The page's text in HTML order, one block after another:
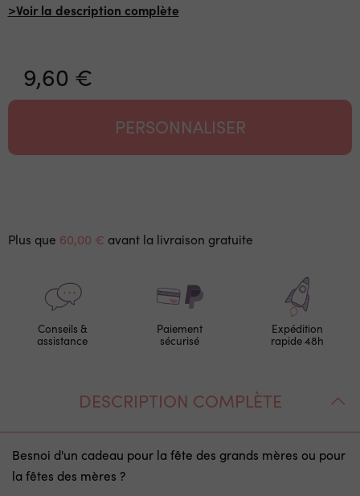
>Voir la description complète
9,60 €
PERSONNALISER
Plus que 60,00 € avant la livraison gratuite
Conseils &
assistance
Paiement
sécurisé
Expédition
rapide 48h
DESCRIPTION COMPLÈTE
Besnoi d'un cadeau pour la fête des grands mères ou pour
la fêtes des mères ?